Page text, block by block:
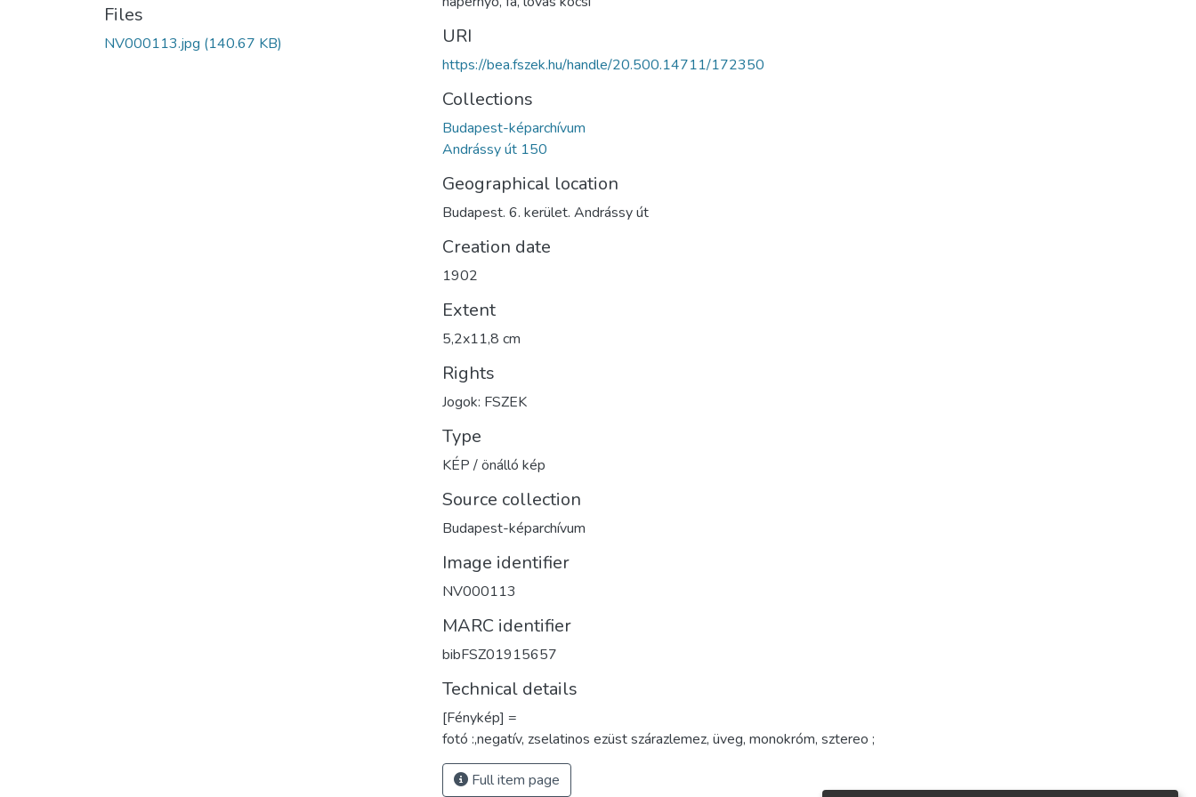
Files
NV000113.jpg (140.67 KB) URI
https://bea.fszek.hu/handle/20.500.14711/172350
Collections
Budapest-képarchívum
Andrássy út 150
Geographical location
Budapest. 6. kerület. Andrássy út
Creation date
1902
Extent
5,2x11,8 cm
Rights
Jogok: FSZEK
Type
KÉP / önálló kép
Source collection
Budapest-képarchívum
Image identifier
NV000113
MARC identifier
bibFSZ01915657
Technical details
[Fénykép] =
fotó :,negatív, zselatinos ezüst szárazlemez, üveg, monokróm, sztereo ;
Full item page